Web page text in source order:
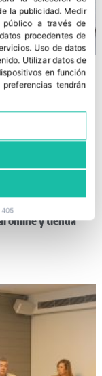
online y tienda
la publicidad. Medir
público a través de
procedentes de
. Uso de datos
. Utilizar datos de
en función
preferencias tendrán
405